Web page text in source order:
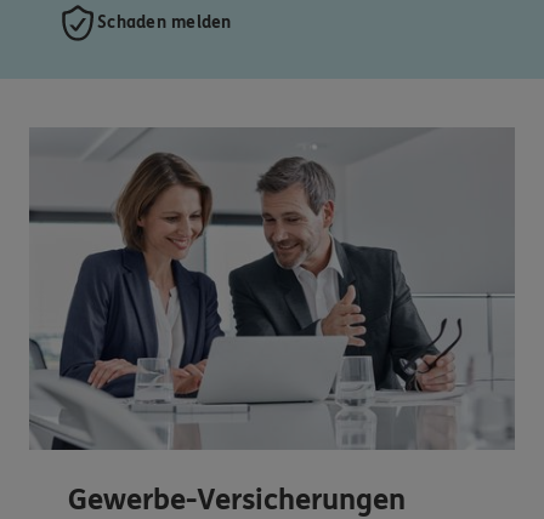
Schaden melden
Gewerbe-Versicherungen